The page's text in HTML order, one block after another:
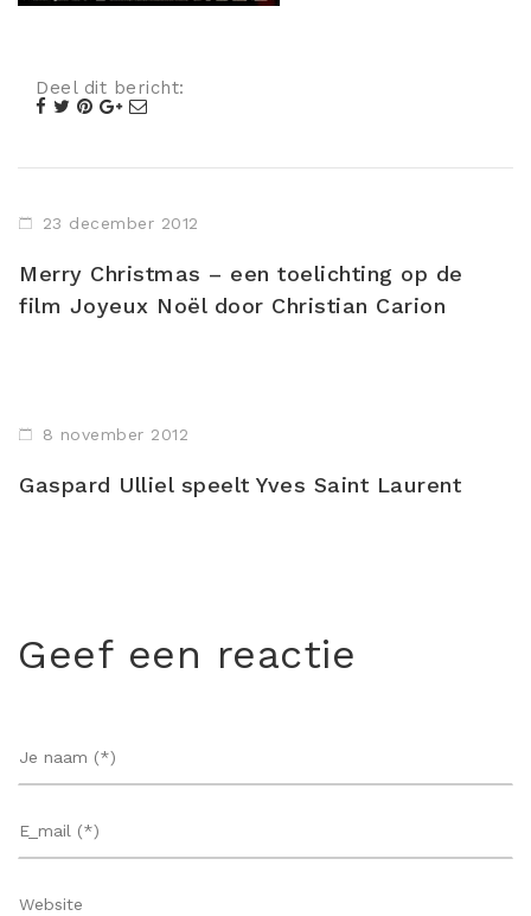
Deel dit bericht:
23 december 2012
Merry Christmas – een toelichting op de
film Joyeux Noël door Christian Carion
8 november 2012
Gaspard Ulliel speelt Yves Saint Laurent
Geef een reactie